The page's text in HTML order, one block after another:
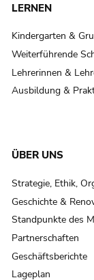
LERNEN
Kindergarten &
Weiterführende
Lehrerinnen &
Ausbildung &
ÜBER UNS
Strategie, Ethik,
Geschichte &
Standpunkte des
Partnerschaften
Geschäftsberichte
Lageplan